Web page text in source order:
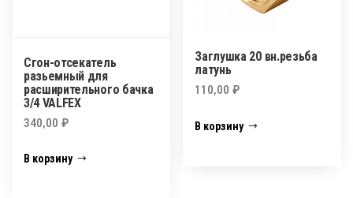
Сгон-отсекатель
разьемный для
расширительного бачка
3/4 VALFEX
340,00 ₽
В корзину
Заглушка 20 вн.резьба
латунь
110,00₽
В корзину